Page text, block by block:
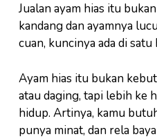
Jualan ayam hias itu
kandang dan ayamnya
cuan, kuncinya ada di
Ayam hias itu bukan
atau daging, tapi lebih ke
hidup. Artinya, kamu
punya minat, dan rela